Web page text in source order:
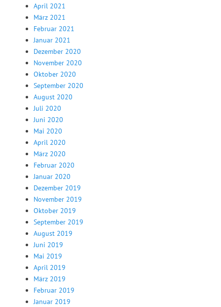
April 2021
März 2021
Februar 2021
Januar 2021
Dezember 2020
November 2020
Oktober 2020
September 2020
August 2020
Juli 2020
Juni 2020
Mai 2020
April 2020
März 2020
Februar 2020
Januar 2020
Dezember 2019
November 2019
Oktober 2019
September 2019
August 2019
Juni 2019
Mai 2019
April 2019
März 2019
Februar 2019
Januar 2019